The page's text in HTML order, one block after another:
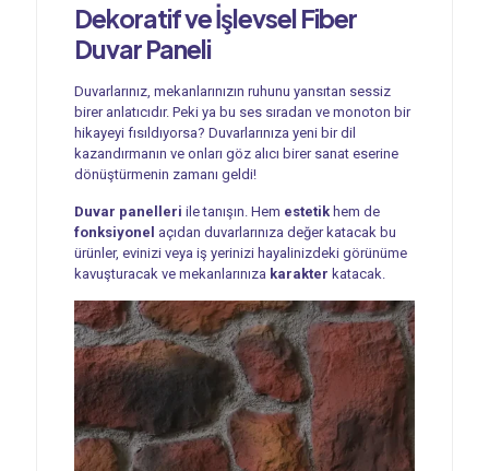
Dekoratif ve İşlevselFiber
Duvar Paneli
Duvarlarınız, mekanlarınızın ruhunu yansıtan sessiz
birer anlatıcıdır. Peki ya bu ses sıradan ve monoton bir
hikayeyi fısıldıyorsa? Duvarlarınıza yeni bir dil
kazandırmanın ve onları göz alıcı birer sanat eserine
dönüştürmenin zamanı geldi!
Duvar panelleri ile tanışın. Hem estetikhem de
fonksiyonel açıdan duvarlarınıza değer katacak bu
ürünler, evinizi veya iş yerinizi hayalinizdeki görünüme
kavuşturacak ve mekanlarınıza karakter katacak.